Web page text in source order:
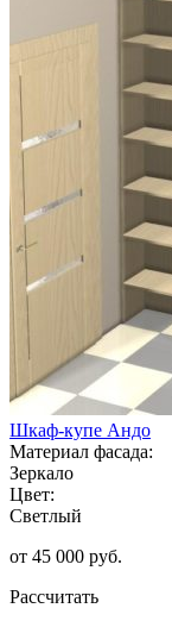
Шкаф-купе Андо
Материал фасада:
Зеркало
Цвет:
Светлый
от 45 000 руб.
Рассчитать